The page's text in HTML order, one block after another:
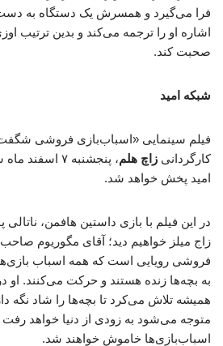
فرا می‌گیرد و همسرش یک دستگاه به دست
اشاره او را ترجمه می‌کند و بدین ترتیب
صحبت کند.
شبکه امید
فیلم سینمایی «اسباب‌بازی فروشی شگفت
کارگردانی زاچ هلم
امید پخش خواهد شد.
در این فیلم با بازی داستین هافمن،
زاج میلز خواهیم دید؛ آقای مگوریوم
فروشی رویایی است که همه اسباب بازی‌ها
به بچه‌ها زنده هستند و حرکت می‌کنند.
همیشه تلاش می‌کرد تا بچه‌ها را شاد نگه
متوجه می‌شود به زودی از دنیا خواهد رفت
اسباب‌بازی‌ها خاموش خواهند شد.